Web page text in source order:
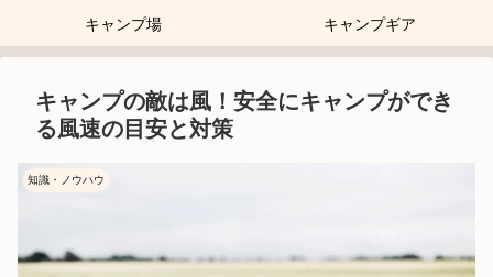
キャンプ場 キャンプギア
キャンプの敵は風！安全にキャンプができ
る風速の目安と対策
知識・ノウハウ